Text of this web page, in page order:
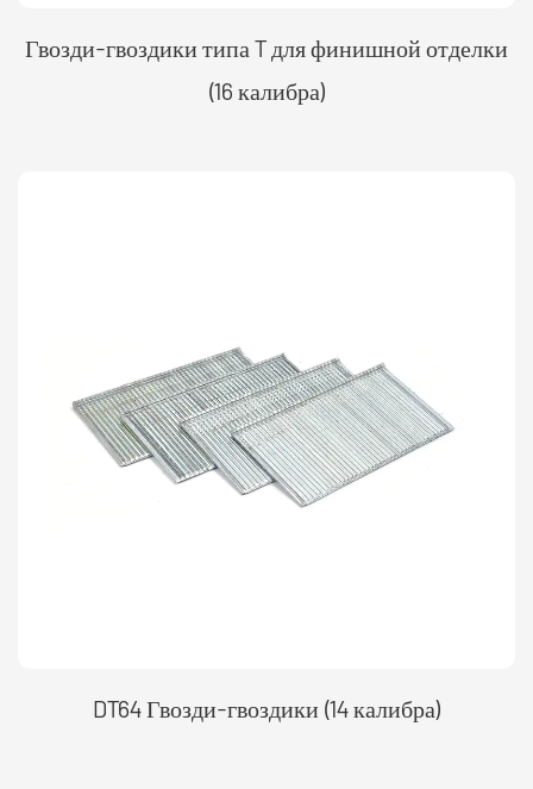
Гвозди-гвоздики типа T для финишной отделки
(16 калибра)
DT64 Гвозди-гвоздики (14 калибра)